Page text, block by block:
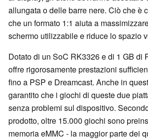
allungata o delle barre nere. Ciò che è
che un formato 1:1 aiuta a
schermo utilizzabile e riduce lo spazio
Dotato di un SoC RK3326 e di 1 GB di
offre rigorosamente prestazioni
fino a PSP e Dreamcast. Anche in
garantito che i giochi di queste due
senza problemi sul dispositivo.
prodotto, oltre 15.000 giochi sono
memoria eMMC - la maggior parte dei